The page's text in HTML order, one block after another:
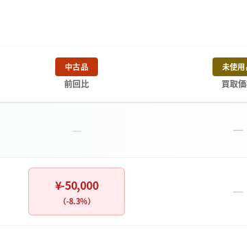
中古品
前回比
未使
買取
－ －
¥-50,000
（-8.3%） －